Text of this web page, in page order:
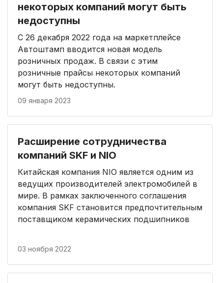
некоторых компаний могут быть
недоступны
С 26 декабря 2022 года на маркетплейсе
Автоштамп вводится новая модель
розничных продаж. В связи с этим
розничные прайсы некоторых компаний
могут быть недоступны.
09 января 2023
Расширение сотрудничества
компаний SKF и NIO
Китайская компания NIO является одним из
ведущих производителей электромобилей в
мире. В рамках заключенного соглашения
компания SKF становится предпочтительным
поставщиком керамических подшипников
03 ноября 2022